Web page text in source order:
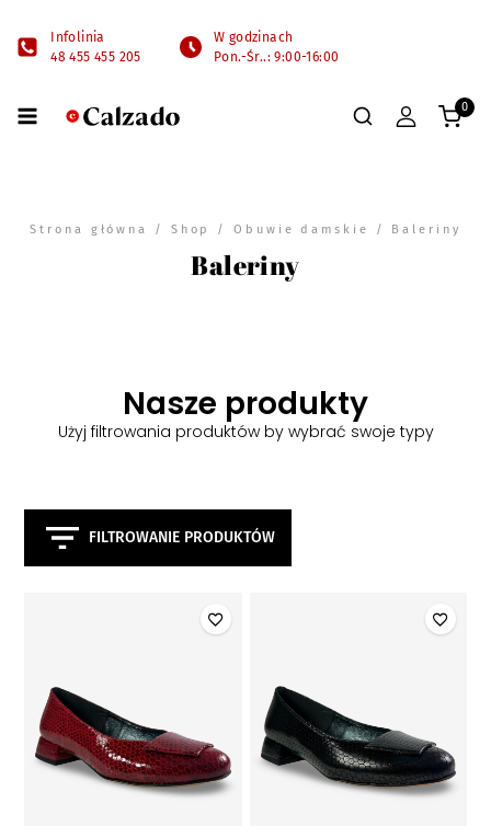
Infolinia
48 455 455 205
W godzinach
Pon.-Śr..: 9:00-16:00
0
Strona główna / Shop /Obuwie damskie / Baleriny
Baleriny
Nasze produkty
Użyj filtrowania produktów by wybrać swoje typy
FILTROWANIE PRODUKTÓW